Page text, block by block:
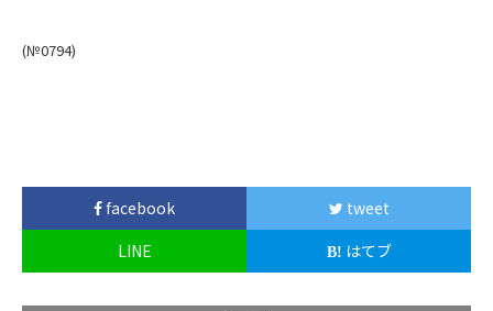
(№0794)
facebook
tweet
LINE
はてブ